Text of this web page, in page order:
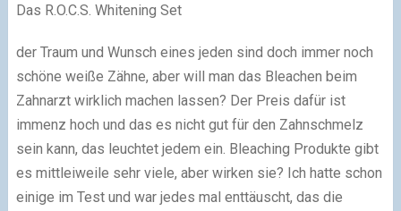
Das R.O.C.S. Whitening Set
der Traum und Wunsch eines jeden sind doch immer noch
schöne weiße Zähne, aber will man das Bleachen beim
Zahnarzt wirklich machen lassen? Der Preis dafür ist
immenz hoch und das es nicht gut für den Zahnschmelz
sein kann, das leuchtet jedem ein. Bleaching Produkte gibt
es mittleiweile sehr viele, aber wirken sie? Ich hatte schon
einige im Test und war jedes mal enttäuscht, das die